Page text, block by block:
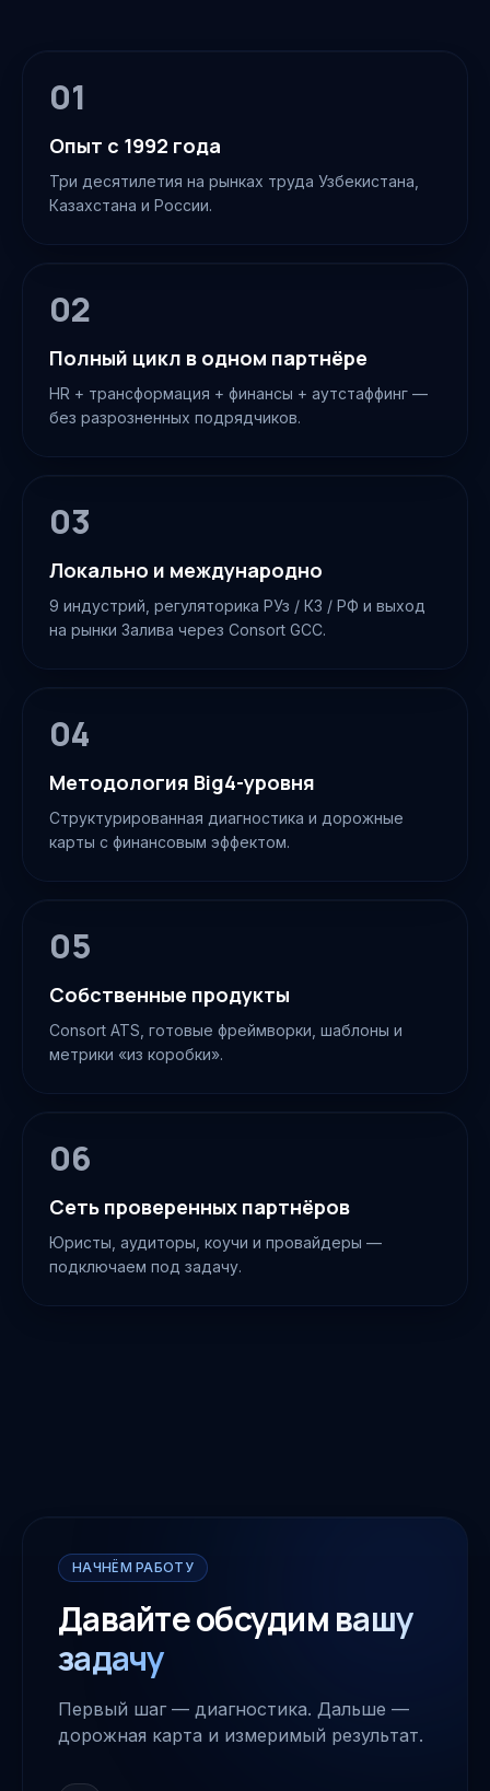
01
Опыт с 1992 года
Три десятилетия на рынках труда Узбекистана,
Казахстана и России.
02
Полный цикл в одном партнёре
HR + трансформация + финансы + аутстаффинг —
без разрозненных подрядчиков.
03
Локально и международно
9 индустрий, регуляторика РУз / КЗ / РФ и выход
на рынки Залива через Consort GCC.
04
Методология Big4-уровня
Структурированная диагностика и дорожные
карты с финансовым эффектом.
05
Собственные продукты
Consort ATS, готовые фреймворки, шаблоны и
метрики «из коробки».
06
Сеть проверенных партнёров
Юристы, аудиторы, коучи и провайдеры —
подключаем под задачу.
НАЧНЁМ РАБОТУ
Давайте обсудимвашу
задачу
Первый шаг — диагностика. Дальше —
дорожная карта и измеримый результат.